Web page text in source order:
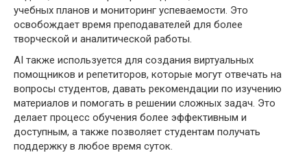
учебных планов и мониторинг успеваемости. Это
освобождает время преподавателей для более
творческой и аналитической работы.
AI также используется для создания виртуальных
помощников и репетиторов, которые могут отвечать на
вопросы студентов, давать рекомендации по изучению
материалов и помогать в решении сложных задач. Это
делает процесс обучения более эффективным и
доступным, а также позволяет студентам получать
поддержку в любое время суток.